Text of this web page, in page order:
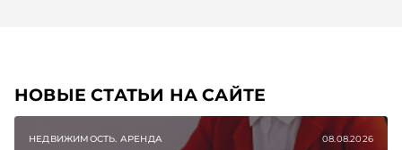
НОВЫЕ СТАТЬИ НА САЙТЕ
НЕДВИЖИМОСТЬ. АРЕНДА 08.08.2026